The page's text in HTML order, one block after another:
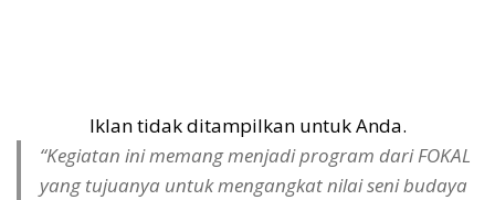
Iklan tidak ditampilkan untuk Anda.
“Kegiatan ini memang menjadi program dari FOKAL
yang tujuanya untuk mengangkat nilai seni budaya